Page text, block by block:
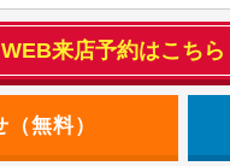
WEB来店予約はこちら